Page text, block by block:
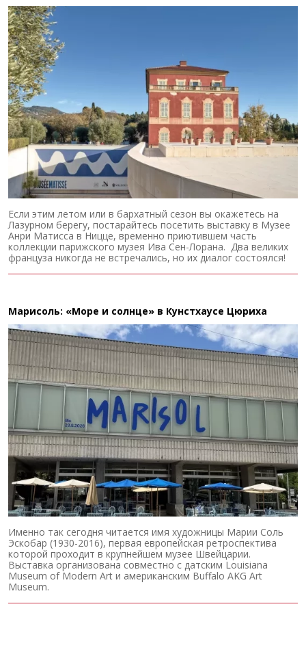
Если этим летом или в бархатный сезон вы окажетесь на
Лазурном берегу, постарайтесь посетить выставку в Музее
Анри Матисса в Ницце, временно приютившем часть
коллекции парижского музея Ива Сен-Лорана. Два великих
француза никогда не встречались, но их диалог состоялся!
Марисоль: «Море и солнце» в Кунстхаусе Цюриха
Именно так сегодня читается имя художницы Марии Соль
Эскобар (1930-2016), первая европейская ретроспектива
которой проходит в крупнейшем музее Швейцарии.
Выставка организована совместно с датским Louisiana
Museum of Modern Art и американским Buffalo AKG Art
Museum.